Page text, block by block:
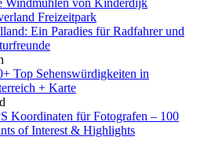
Windmühlen von Kinderdijk
Freizeitpark
Ein Paradies für Radfahrer und
Top Sehenswürdigkeiten in
+ Karte
Koordinaten für Fotografen – 100
of Interest & Highlights